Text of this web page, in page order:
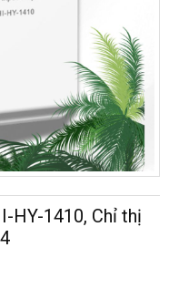
HY-1410, Chỉ thị